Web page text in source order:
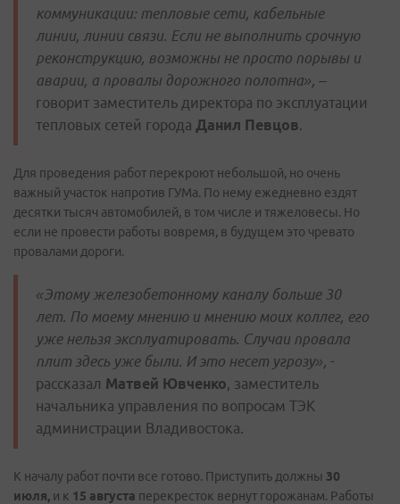
коммуникации: тепловые сети, кабельные
линии, линии связи. Если не выполнить срочную
реконструкцию, возможны не просто порывы и
аварии, а провалы дорожного полотна», –
говорит заместитель директора по эксплуатации
тепловых сетей города Данил Певцов.
Для проведения работ перекроют небольшой, но очень
важный участок напротив ГУМа. По нему ежедневно ездят
десятки тысяч автомобилей, в том числе и тяжеловесы. Но
если не провести работы вовремя, в будущем это чревато
провалами дороги.
«Этому железобетонному каналу больше 30
лет. По моему мнению и мнению моих коллег, его
уже нельзя эксплуатировать. Случаи провала
плит здесь уже были. И это несет угрозу», -
рассказал Матвей Ювченко, заместитель
начальника управления по вопросам ТЭК
администрации Владивостока.
К началу работ почти все готово. Приступить должны 30
июля, и к 15 августа перекресток вернут горожанам. Работы